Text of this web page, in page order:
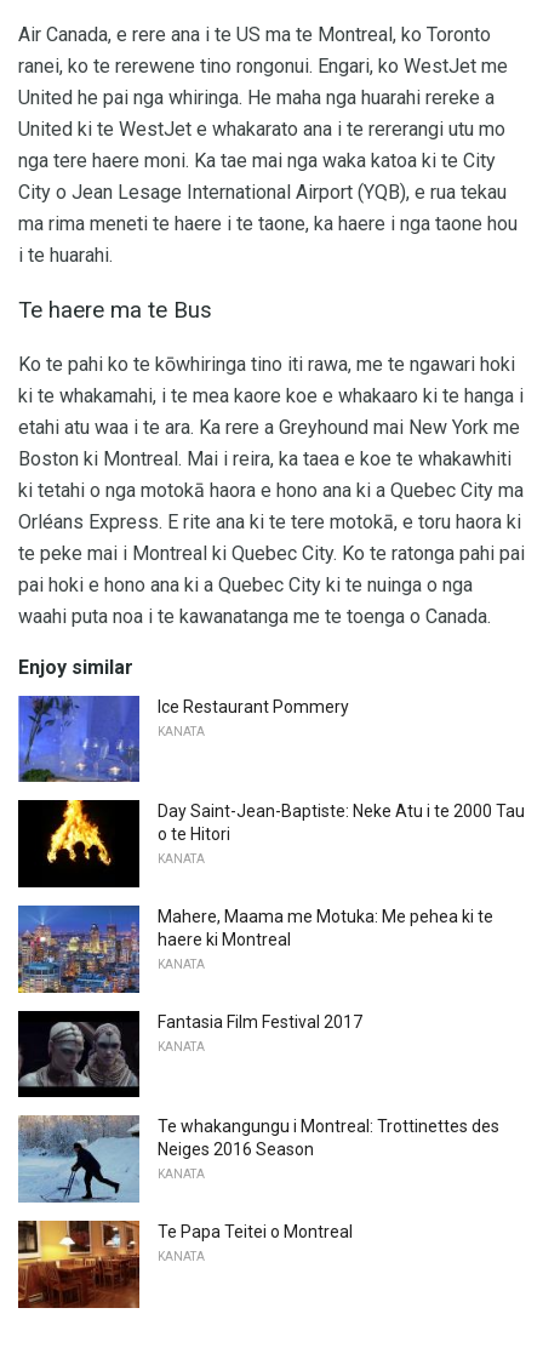
Air Canada, e rere ana i te US ma te Montreal, ko Toronto
ranei, ko te rerewene tino rongonui. Engari, ko WestJet me
United he pai nga whiringa. He maha nga huarahi rereke a
United ki te WestJet e whakarato ana i te rererangi utu mo
nga tere haere moni. Ka tae mai nga waka katoa ki te City
City o Jean Lesage International Airport (YQB), e rua tekau
ma rima meneti te haere i te taone, ka haere i nga taone hou
i te huarahi.
Te haere ma te Bus
Ko te pahi ko te kōwhiringa tino iti rawa, me te ngawari hoki
ki te whakamahi, i te mea kaore koe e whakaaro ki te hanga i
etahi atu waa i te ara. Ka rere a Greyhound mai New York me
Boston ki Montreal. Mai i reira, ka taea e koe te whakawhiti
ki tetahi o nga motokā haora e hono ana ki a Quebec City ma
Orléans Express. E rite ana ki te tere motokā, e toru haora ki
te peke mai i Montreal ki Quebec City. Ko te ratonga pahi pai
pai hoki e hono ana ki a Quebec City ki te nuinga o nga
waahi puta noa i te kawanatanga me te toenga o Canada.
Enjoy similar
Ice Restaurant Pommery
KANATA
Day Saint-Jean-Baptiste: Neke Atu i te 2000 Tau
o te Hitori
KANATA
Mahere, Maama me Motuka: Me pehea ki te
haere ki Montreal
KANATA
Fantasia Film Festival 2017
KANATA
Te whakangungu i Montreal: Trottinettes des
Neiges 2016 Season
KANATA
Te Papa Teitei o Montreal
KANATA